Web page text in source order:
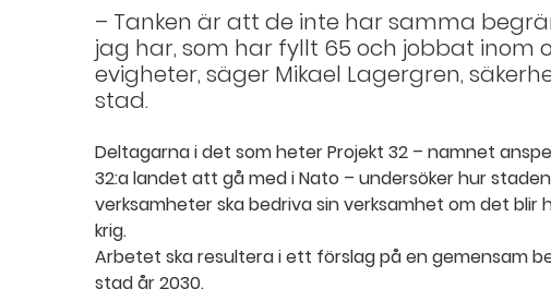
– Tanken är att de inte har samma
jag har, som har fyllt 65 och jobbat inom
evigheter, säger Mikael Lagergren,
stad.
Deltagarna i det som heter Projekt 32 – namnet
32:a landet att gå med i Nato – undersöker hur
verksamheter ska bedriva sin verksamhet om det blir
krig.
Arbetet ska resultera i ett förslag på en gemensam
stad år 2030.